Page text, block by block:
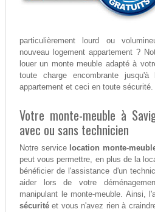
particulièrement lourd ou
nouveau logement appartement ?
louer un monte meuble adapté à
toute charge encombrante
appartement et ceci en toute sécurité.
Votre monte-meuble à
avec ou sans technicien
Notre service location monte-
peut vous permettre, en plus de la
bénéficier de l'assistance d'un
aider lors de votre
manipulant le monte-meuble. Ainsi,
sécuritéet vous n'avez rien à